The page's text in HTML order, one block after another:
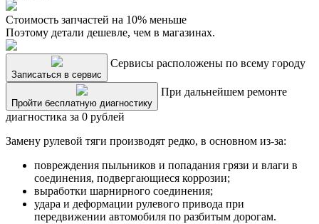
Стоимость запчастей на 10% меньше
Поэтому детали дешевле, чем в магазинах.
Записаться в сервис
Сервисы расположены по всему городу
Пройти бесплатную диагностику
При дальнейшем ремонте
диагностика за 0 рублей
Замену рулевой тяги производят редко, в основном из-за:
повреждения пыльников и попадания грязи и влаги в
соединения, подвергающиеся коррозии;
выработки шарнирного соединения;
удара и деформации рулевого привода при
передвижении автомобиля по разбитым дорогам.